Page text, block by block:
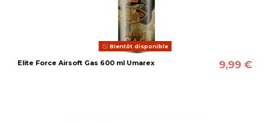
Bientôt disponible
Elite Force Airsoft Gas 600 ml Umarex 9,99 €